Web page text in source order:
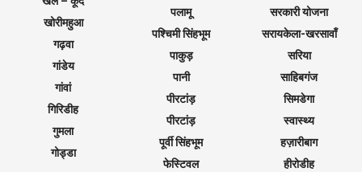
खोरीमहुआ
गढ़वा
गांडेय
गांवां
गिरिडीह
गुमला
गोड्डा
पलामू
पश्चिमी सिंहभूम
पाकुड़
पानी
पीरटांड़
पीरटांड़
पूर्वी सिंहभूम
फेस्टिवल
सरकारी योजना
सरायकेला-खरसावाँ
सरिया
साहिबगंज
सिमडेगा
स्वास्थ्य
हज़ारीबाग
हीरोडीह